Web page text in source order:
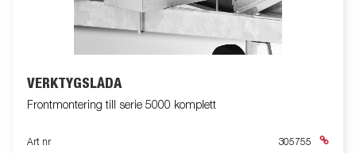
VERKTYGSLÅDA
Frontmontering till serie 5000 komplett
Art nr 305755